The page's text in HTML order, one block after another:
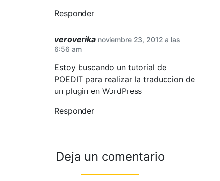
Responder
veroverika noviembre 23, 2012 a las
6:56 am
Estoy buscando un tutorial de
POEDIT para realizar la traduccion de
un plugin en WordPress
Responder
Deja un comentario